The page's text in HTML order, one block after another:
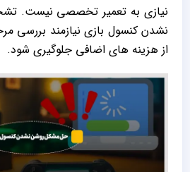
نیازی به تعمیر تخصصی نیست.
نشدن کنسول بازی نیازمند بررسی
از هزینه‌ های اضافی جلوگیری شود.